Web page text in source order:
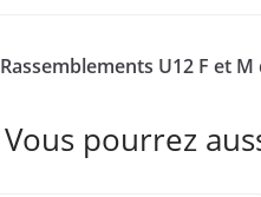
Rassemblements U12 F et
Vous pourrez